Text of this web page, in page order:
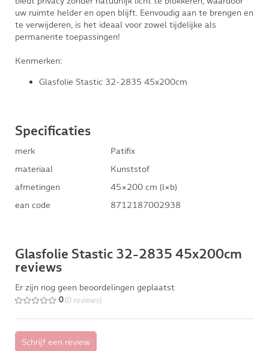
uw ruimte helder en open blijft. Eenvoudig aan te brengen en
te verwijderen, is het ideaal voor zowel tijdelijke als
permanente toepassingen!
Kenmerken:
Glasfolie Stastic 32-2835 45x200cm
Specificaties
merk
Patifix
materiaal
Kunststof
afmetingen
45×200 cm (l×b)
ean code
8712187002938
Glasfolie Stastic 32-2835 45x200cm
reviews
Er zijn nog geen beoordelingen geplaatst
0 (0 reviews)